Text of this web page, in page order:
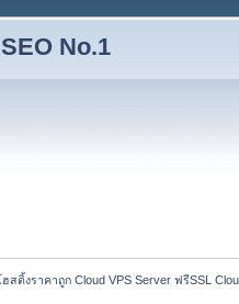
No.1
ฮสติ้งราคาถูก Cloud VPS Server ฟรีSSL